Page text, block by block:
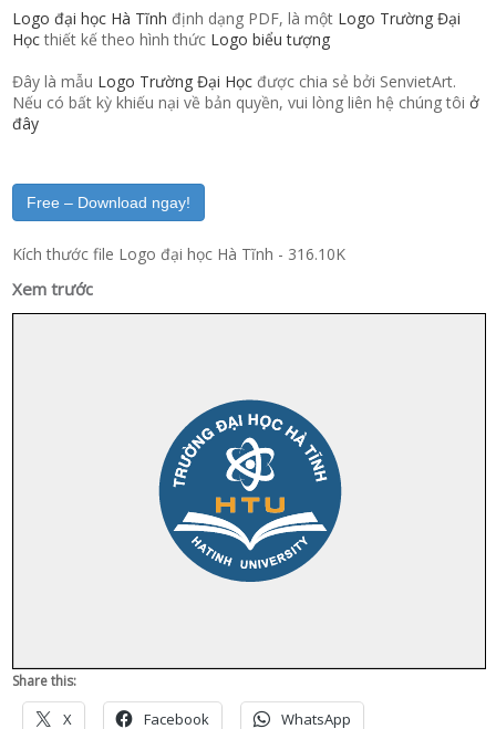
Logo đại học Hà Tĩnh định dạng PDF, là một Logo Trường Đại
Họcthiết kế theo hình thức Logo biểu tượng
Đây là mẫu Logo Trường Đại Học được chia sẻ bởi SenvietArt.
Nếu có bất kỳ khiếu nại về bản quyền, vui lòng liên hệ chúng tôiở
đây
Free – Download ngay!
Kích thước file Logo đại học Hà Tĩnh - 316.10K
Xem trước
Share this:
X Facebook WhatsApp